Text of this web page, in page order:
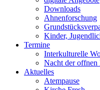
Downloads
Ahnenforschung
Kinder,
Termine
Interkulturelle
Nacht der offnen
Aktuelles
Atempause